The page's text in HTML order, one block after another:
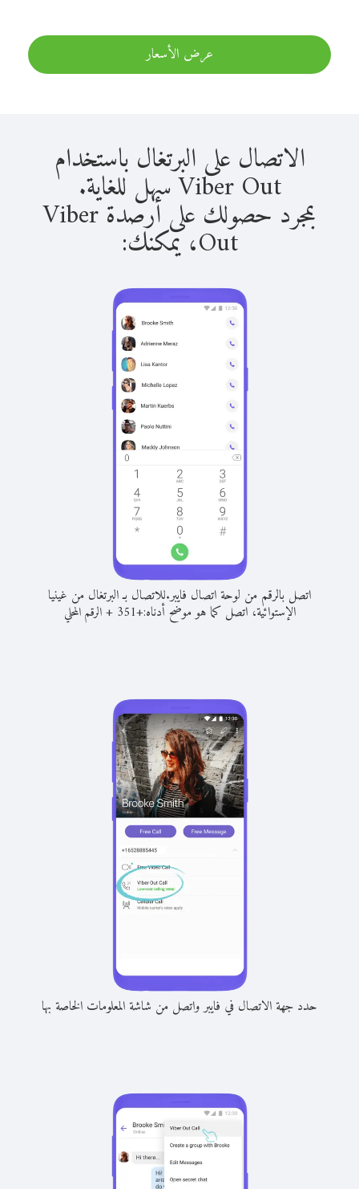
عرض الأسعار
الاتصال على البرتغال باستخدام
Viber Out سهل للغاية.
بمجرد حصولك على أرصدة Viber
Out، يمكنك:
اتصل بالرقم من لوحة اتصال فايبر.للاتصال بـ البرتغال من غينيا
الإستوائية، اتصل كما هو موضح أدناه:+
351
+الرقم المحلي
حدد جهة الاتصال في فايبر واتصل من شاشة المعلومات الخاصة بها